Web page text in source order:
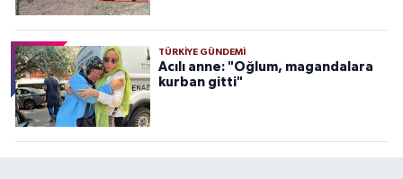
TÜRKIYE GÜNDEMI
Acılı anne: "Oğlum, magandalara
kurban gitti"